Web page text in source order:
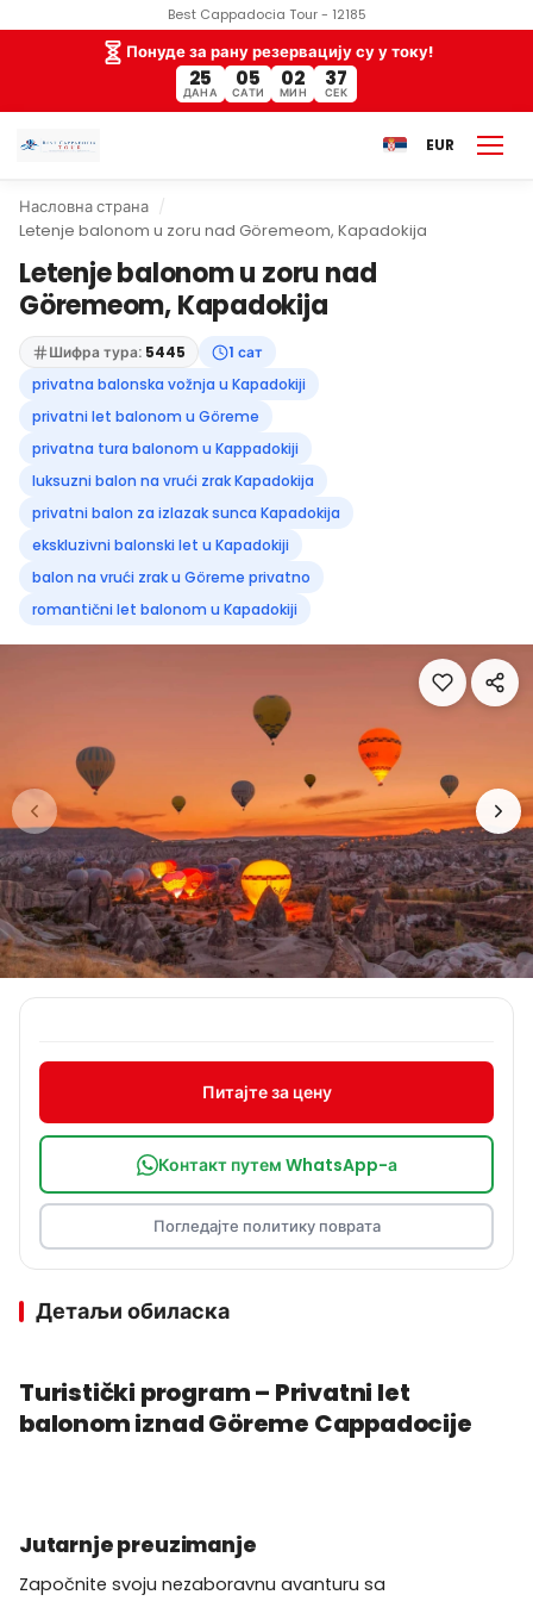
Best Cappadocia Tour - 12185
Понуде за рану резервацију су у току!
25
ДАНА
05
САТИ
02
МИН
36
СЕК
EUR
Насловна страна
Letenje balonom u zoru nad Göremeom, Kapadokija
Letenje balonom u zoru nad
Göremeom, Kapadokija
Шифра тура: 5445
1 сат
privatna balonska vožnja u Kapadokiji
privatni let balonom u Göreme
privatna tura balonom u Kappadokiji
luksuzni balon na vrući zrak Kapadokija
privatni balon za izlazak sunca Kapadokija
ekskluzivni balonski let u Kapadokiji
balon na vrući zrak u Göreme privatno
romantični let balonom u Kapadokiji
Детаљи обиласка
Turistički program – Privatni let
balonom iznad Göreme Cappadocije
Jutarnje preuzimanje
Započnite svoju nezaboravnu avanturu sa
Питајте за цену
Контакт путем WhatsApp-а
Погледајте политику поврата